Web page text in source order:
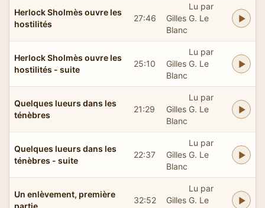
Herlock Sholmès ouvre les
hostilités
27:46
Lu par
Gilles G. Le
Blanc
Herlock Sholmès ouvre les
hostilités - suite
25:10
Lu par
Gilles G. Le
Blanc
Quelques lueurs dans les
ténèbres
21:29
Lu par
Gilles G. Le
Blanc
Quelques lueurs dans les
ténèbres - suite
22:37
Lu par
Gilles G. Le
Blanc
Un enlèvement, première
partie
32:52
Lu par
Gilles G. Le